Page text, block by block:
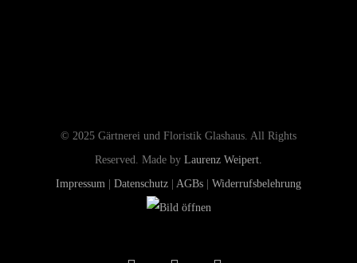
© 2025 Gärtnerei und Floristik Glashaus. All Rights
Reserved. Made by Laurenz Weipert.
Impressum
Datenschutz AGBs Widerrufsbelehrung